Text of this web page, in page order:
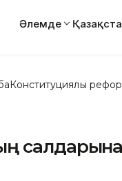
Әлемде
Конституциялық